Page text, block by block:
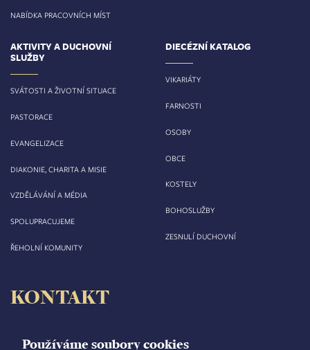
Používáme soubory cookies
NABÍDKA PRACOVNÍCH MÍST
AKTIVITY A DUCHOVNÍ
SLUŽBY
SVÁTOSTI A ŽIVOTNÍ SITUACE
PASTORACE
EVANGELIZACE
DIAKONIE, CHARITA A MISIE
VZDĚLÁVÁNÍ A MÉDIA
SPOLUPRACUJEME
ŘEHOLNÍ KOMUNITY
DIECÉZNÍ KATALOG
VIKARIÁTY
FARNOSTI
OSOBY
OBCE
KOSTELY
BOHOSLUŽBY
ZESNULÍ DUCHOVNÍ
KONTAKT
Velké náměstí 35/44